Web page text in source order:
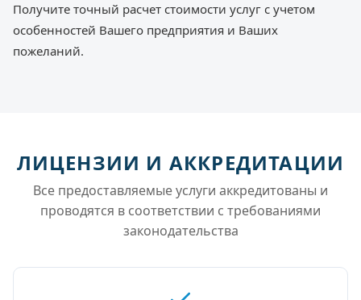
Получите точный расчет стоимости услуг с учетом
особенностей Вашего предприятия и Ваших
пожеланий.
ЛИЦЕНЗИИ И АККРЕДИТАЦИИ
Все предоставляемые услуги аккредитованы и
проводятся в соответствии с требованиями
законодательства